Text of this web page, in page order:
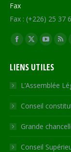
Fax
Fax : (+226) 25 37
Trouvez nous sur :
Facebook
opens
in
new
window
X
opens
in
new
window
opens
in
new
window
in
LIENS UTILES
L’Assemblée
Conseil
Grande
Conseil